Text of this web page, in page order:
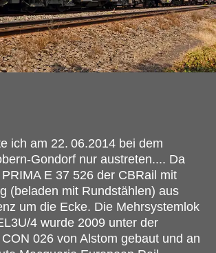
ich am 22. 06.2014 bei dem
Gondorf nur austreten.... Da
E 37 526 der CBRail mit
(beladen mit Rundstählen) aus
um die Ecke. Die Mehrsystemlok
4 wurde 2009 unter der
026 von Alstom gebaut und an